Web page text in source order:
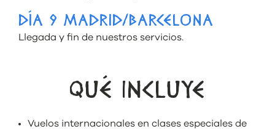
DÍA 9 MADRID/BARCELONA
Llegada y fin de nuestros servicios.
QUÉ INCLUYE
Vuelos internacionales en clases especiales de